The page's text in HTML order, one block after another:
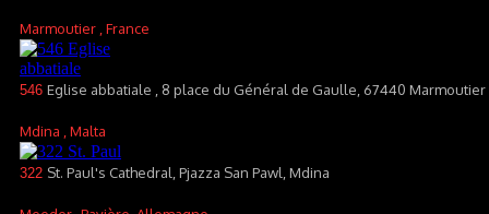
Marmoutier , France
546 Eglise abbatiale , 8 place du Général de Gaulle, 67440 Marmoutier
Mdina , Malta
322 St. Paul's Cathedral, Pjazza San Pawl, Mdina